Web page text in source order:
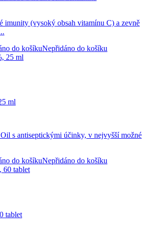
imunity (vysoký obsah vitamínu C) a zevně
do košíkuNepřidáno do košíku
ml
s antiseptickými účinky, v nejvyšší možné
do košíkuNepřidáno do košíku
tablet